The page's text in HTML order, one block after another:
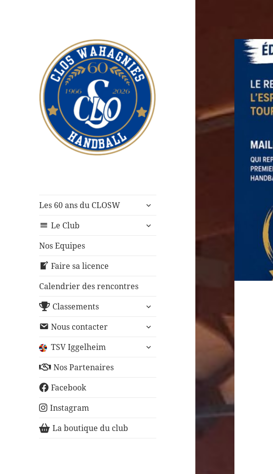
Les 60 ans du CLOSW
ouvrir
sous-
Le Club
ouvrir
Nos Equipes
Faire sa licence
Calendrier des rencontres
Classements
ouvrir
sous-
Nous contacter
ouvrir
sous-
TSV Iggelheim
ouvrir
Nos Partenaires
Facebook
Instagram
La boutique du club